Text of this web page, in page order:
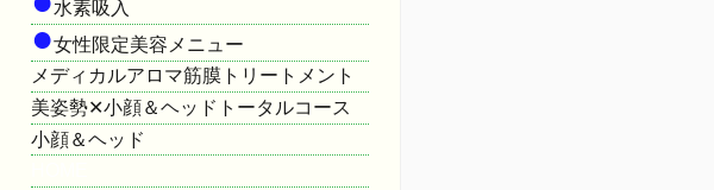
水素吸入
●女性限定美容メニュー
メディカルアロマ筋膜トリートメント
美姿勢✕小顔＆ヘッドトータルコース
小顔＆ヘッド